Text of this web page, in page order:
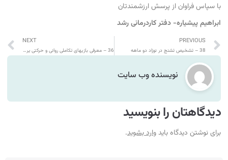
‏با سپاس فراوان از پرسش ارزشمندتان
ابراهیم پیشیاره- دفتر کاردرمانی رشد
PREVIOUS
38 – تشخیص تشنج در نوزاد دو ماهه
NEXT
36 – معرفی بازیهای تکاملی روانی و حرکتی یر یکسالگی
نویسنده وب سایت
دیدگاهتان را بنویسید
برای نوشتن دیدگاه بایدوارد بشوید.